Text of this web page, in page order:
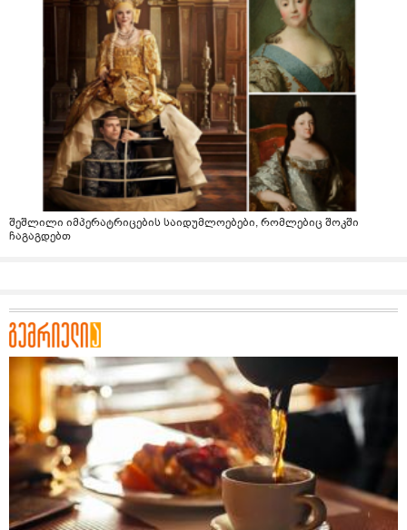
შეშლილი იმპერატრიცების საიდუმლოებები, რომლებიც შოკში
ჩაგაგდებთ